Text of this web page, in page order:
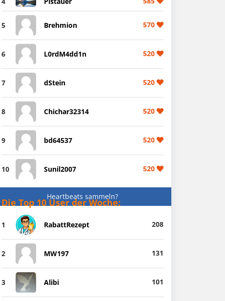
5 Brehmion 570
6 L0rdM4dd1n 520
7 dStein 520
8 Chichar32314 520
9 bd64537 520
10 Sunil2007 520
Heartbeats sammeln?
Die Top 10 User der Woche:
1 RabattRezept 208
2 MW197 131
3 Alibi 101